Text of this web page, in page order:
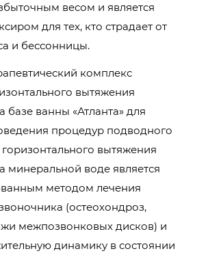
весом и является
для тех, кто страдает от
и бессонницы.
комплекс
вытяжения
базе ванны «Атланта» для
процедур подводного
вытяжения
минеральной воде является
методом лечения
(остеохондроз,
межпозвонковых дисков) и
динамику в состоянии